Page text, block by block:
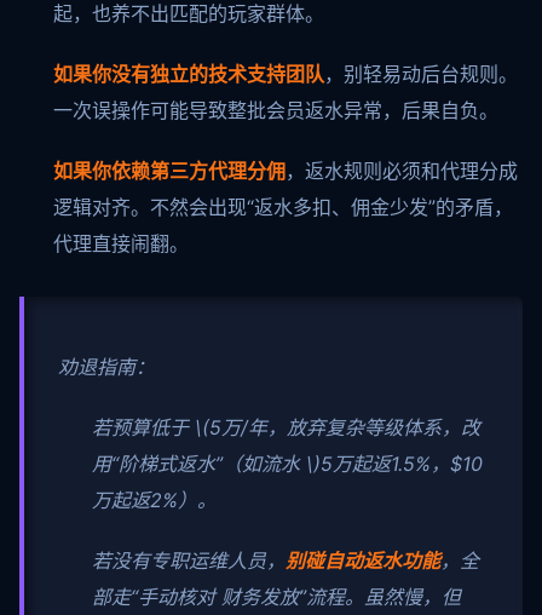
起，也养不出匹配的玩家群体。
如果你没有独立的技术支持团队，别轻易动后台规则。
一次误操作可能导致整批会员返水异常，后果自负。
如果你依赖第三方代理分佣，返水规则必须和代理分成
逻辑对齐。不然会出现“返水多扣、佣金少发”的矛盾，
代理直接闹翻。
劝退指南：
若预算低于 \(5万/年，放弃复杂等级体系，改
用“阶梯式返水”（如流水 \)5万起返1.5%，$10
万起返2%）。
若没有专职运维人员， 别碰自动返水功能，全
部走“手动核对 财务发放”流程。虽然慢，但